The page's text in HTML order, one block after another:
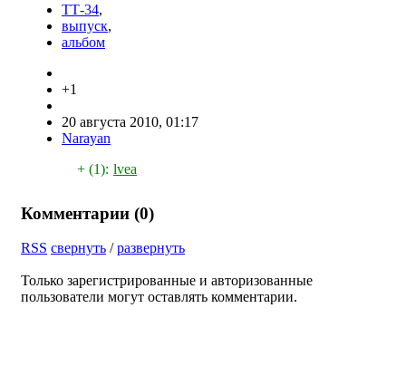
ТТ-34,
выпуск,
альбом
+1
20 августа 2010, 01:17
Narayan
+ (1): lvea
Комментарии (0)
RSS свернуть /развернуть
Только зарегистрированные и авторизованные
пользователи могут оставлять комментарии.